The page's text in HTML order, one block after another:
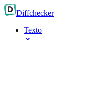
Diffchecker
Texto